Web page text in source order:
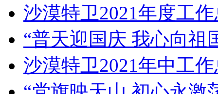
沙漠特卫2021年度工
“普天迎国庆 我心向祖
沙漠特卫2021年中工